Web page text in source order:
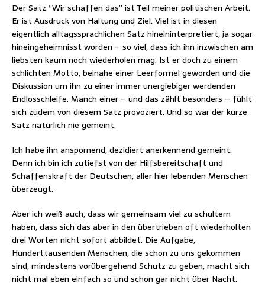
Der Satz “Wir schaffen das” ist Teil meiner politischen Arbeit.
Er ist Ausdruck von Haltung und Ziel. Viel ist in diesen
eigentlich alltagssprachlichen Satz hineininterpretiert, ja sogar
hineingeheimnisst worden – so viel, dass ich ihn inzwischen am
liebsten kaum noch wiederholen mag. Ist er doch zu einem
schlichten Motto, beinahe einer Leerformel geworden und die
Diskussion um ihn zu einer immer unergiebiger werdenden
Endlosschleife. Manch einer – und das zählt besonders – fühlt
sich zudem von diesem Satz provoziert. Und so war der kurze
Satz natürlich nie gemeint.
Ich habe ihn anspornend, dezidiert anerkennend gemeint.
Denn ich bin ich zutiefst von der Hilfsbereitschaft und
Schaffenskraft der Deutschen, aller hier lebenden Menschen
überzeugt.
Aber ich weiß auch, dass wir gemeinsam viel zu schultern
haben, dass sich das aber in den übertrieben oft wiederholten
drei Worten nicht sofort abbildet. Die Aufgabe,
Hunderttausenden Menschen, die schon zu uns gekommen
sind, mindestens vorübergehend Schutz zu geben, macht sich
nicht mal eben einfach so und schon gar nicht über Nacht.